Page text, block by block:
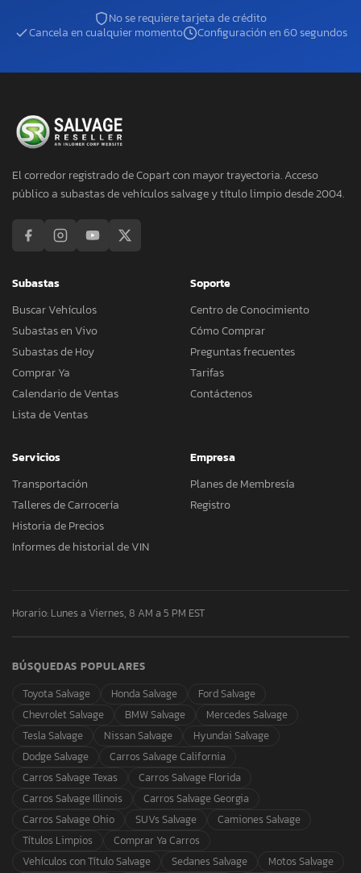
No se requiere tarjeta de crédito
Cancela en cualquier momento
Configuración en 60 segundos
El corredor registrado de Copart con mayor trayectoria. Acceso
público a subastas de vehículos salvage y título limpio desde 2004.
Subastas
Buscar Vehículos
Subastas en Vivo
Subastas de Hoy
Comprar Ya
Calendario de Ventas
Lista de Ventas
Soporte
Centro de Conocimiento
Cómo Comprar
Preguntas frecuentes
Tarifas
Contáctenos
Servicios
Transportación
Talleres de Carrocería
Historia de Precios
Informes de historial de VIN
Empresa
Planes de Membresía
Registro
Horario: Lunes a Viernes, 8 AM a 5 PM EST
BÚSQUEDAS POPULARES
Toyota Salvage
Honda Salvage
Ford Salvage
Chevrolet Salvage
BMW Salvage
Mercedes Salvage
Tesla Salvage
Nissan Salvage
Hyundai Salvage
Dodge Salvage
Carros Salvage California
Carros Salvage Texas
Carros Salvage Florida
Carros Salvage Illinois
Carros Salvage Georgia
Carros Salvage Ohio
SUVs Salvage
Camiones Salvage
Títulos Limpios
Comprar Ya Carros
Vehículos con Título Salvage
Sedanes Salvage Motos Salvage